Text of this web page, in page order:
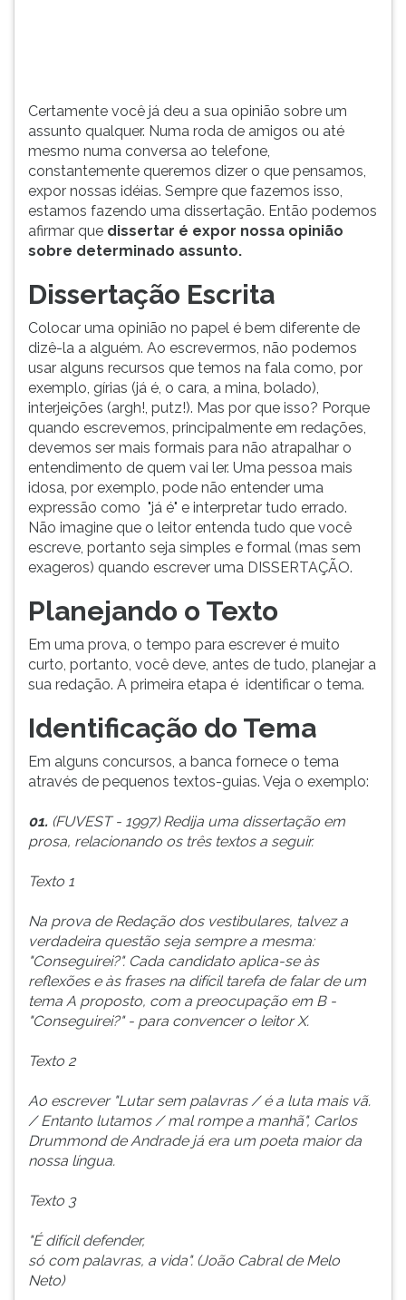
temos
pausar
leitura
pressione
(primeira
tecla
continuar
pressione
(primeira
tecla
direita
principal
tecla
depois
Pressione
ouvir
essa
instrução
novamente.
Certamente você já deu a sua opinião sobre um
assunto qualquer. Numa roda de amigos ou até
mesmo numa conversa ao telefone,
constantemente queremos dizer o que pensamos,
expor nossas idéias. Sempre que fazemos isso,
estamos fazendo uma dissertação. Então podemos
afirmar que dissertar é expor nossa opinião
sobre determinado assunto.
Dissertação Escrita
Colocar uma opinião no papel é bem diferente de
dizê-la a alguém. Ao escrevermos, não podemos
usar alguns recursos que temos na fala como, por
exemplo, gírias (já é, o cara, a mina, bolado),
interjeições (argh!, putz!). Mas por que isso? Porque
quando escrevemos, principalmente em redações,
devemos ser mais formais para não atrapalhar o
entendimento de quem vai ler. Uma pessoa mais
idosa, por exemplo, pode não entender uma
expressão como "já é" e interpretar tudo errado.
Não imagine que o leitor entenda tudo que você
escreve, portanto seja simples e formal (mas sem
exageros) quando escrever uma DISSERTAÇÃO.
Planejando o Texto
Em uma prova, o tempo para escrever é muito
curto, portanto, você deve, antes de tudo, planejar a
sua redação. A primeira etapa é identificar o tema.
Identificação do Tema
Em alguns concursos, a banca fornece o tema
através de pequenos textos-guias. Veja o exemplo:
01. (FUVEST - 1997) Redija uma dissertação em
prosa, relacionando os três textos a seguir.
Texto 1
Na prova de Redação dos vestibulares, talvez a
verdadeira questão seja sempre a mesma:
"Conseguirei?". Cada candidato aplica-se às
reflexões e às frases na difícil tarefa de falar de um
tema A proposto, com a preocupação em B -
"Conseguirei?" - para convencer o leitor X.
Texto 2
Ao escrever "Lutar sem palavras / é a luta mais vã.
/ Entanto lutamos / mal rompe a manhã", Carlos
Drummond de Andrade já era um poeta maior da
nossa língua.
Texto 3
"É difícil defender,
só com palavras, a vida". (João Cabral de Melo
Neto)